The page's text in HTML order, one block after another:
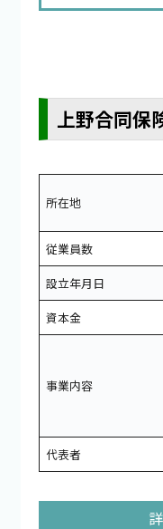
上野合同保
所在地
従業員数
設立年月日
資本金
事業内容
代表者